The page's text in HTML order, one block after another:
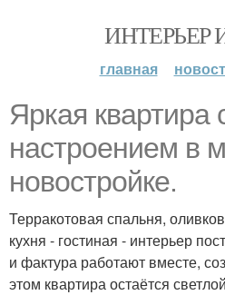
ИНТЕРЬЕР
главная
Яркая квартира
настроением в
новостройке.
Терракотовая спальня,
кухня - гостиная - интерьер
и фактура работают вместе,
этом квартира остаётся